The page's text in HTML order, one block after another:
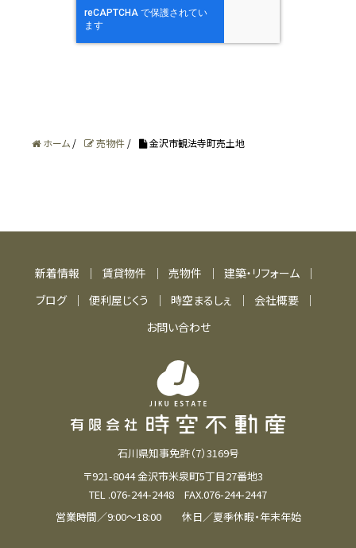
ご提供するために、必要な範囲で個人情報を収集
個人情報の管理
個人情報は、以下のいずれかに該当する場合を除
いて、いかなる第三者にも開示・提供いたしません。
お客さま個人を識別することができない状態
業務を円滑に進める等の理由で外部業者に取
り扱いを委託する場合。
（この場合には、十分な保護水準を備えている
委託先を選定し、契約による義務づけ等の方
法により、適切な管理を実施します）
お問合せ内容が、弊社関係会社から回答させ
ていただくことが適切と判断される場合。
ホーム / 売物件 / 金沢市観法寺町売土地
新着情報 賃貸物件 売物件
建築・リフォーム
ブログ
便利屋じくう 時空まるしぇ
会社概要
お問い合わせ
石川県知事免許（7）3169号
〒921-8044 金沢市米泉町5丁目27番地3
TEL .076-244-2448 FAX.076-244-2447
営業時間／9:00～18:00 休日／夏季休暇・年末年始